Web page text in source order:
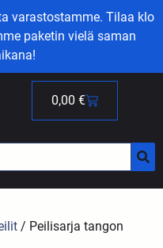
varastostamme. Tilaa klo
paketin vielä saman
0,00 €
/ Peilisarja tangon